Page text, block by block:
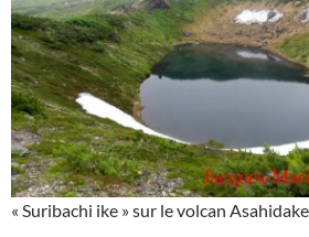
« Suribachi ike » sur le volcan